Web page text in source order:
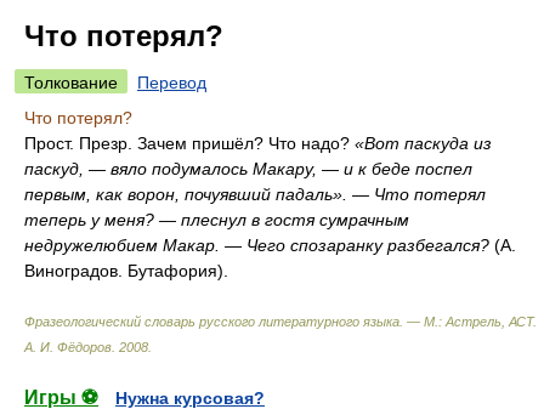
Что потерял?
Толкование
Перевод
Что потерял?
Прост. Презр. Зачем пришёл? Что надо? «Вот паскуда из
паскуд, — вяло подумалось Макару, — и к беде поспел
первым, как ворон, почуявший падаль». — Что потерял
теперь у меня? — плеснул в гостя сумрачным
недружелюбием Макар. — Чего спозаранку разбегался? (А.
Виноградов. Бутафория).
Фразеологический словарь русского литературного языка. — М.: Астрель, АСТ.
А. И. Фёдоров 2008
Игры ⚽
Нужна курсовая?